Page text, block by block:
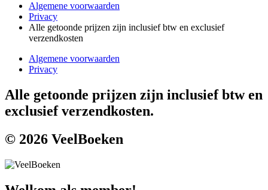
Algemene voorwaarden
Privacy
Alle getoonde prijzen zijn inclusief btw en exclusief
verzendkosten
Algemene voorwaarden
Privacy
Alle getoonde prijzen zijn inclusief btw en
exclusief verzendkosten.
© 2026 VeelBoeken